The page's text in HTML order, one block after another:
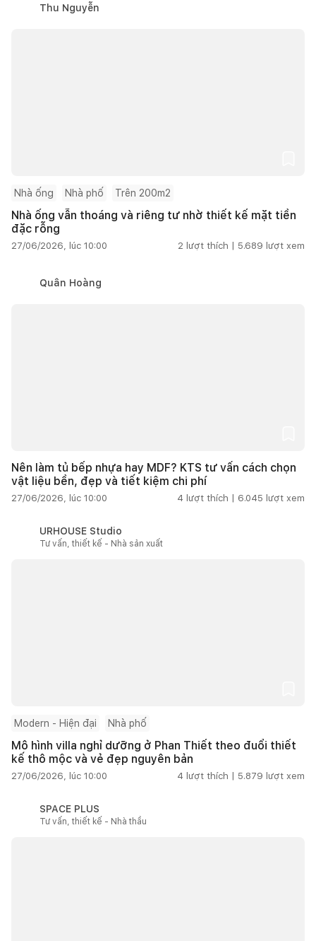
Thu Nguyễn
Nhà ống Nhà phố Trên 200m2
Nhà ống vẫn thoáng và riêng tư nhờ thiết kế mặt tiền
đặc rỗng
27/06/2026, lúc 10:00 2 lượt thích | 5.689 lượt xem
Quân Hoàng
Nên làm tủ bếp nhựa hay MDF? KTS tư vấn cách chọn
vật liệu bền, đẹp và tiết kiệm chi phí
27/06/2026, lúc 10:00 4 lượt thích | 6.045 lượt xem
URHOUSE Studio
Tư vấn, thiết kế - Nhà sản xuất
Modern - Hiện đại Nhà phố
Mô hình villa nghỉ dưỡng ở Phan Thiết theo đuổi thiết
kế thô mộc và vẻ đẹp nguyên bản
27/06/2026, lúc 10:00 4 lượt thích | 5.879 lượt xem
SPACE PLUS
Tư vấn, thiết kế - Nhà thầu